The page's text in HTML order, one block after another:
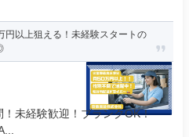
円以上狙える！未経験スタートの
未経験歓迎！ブランクOK！